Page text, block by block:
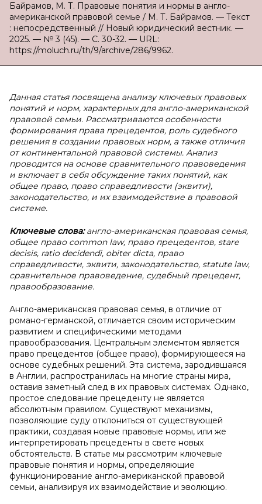
Байрамов, М. Т. Правовые понятия и нормы в англо-
американской правовой семье / М. Т. Байрамов. — Текст
: непосредственный // Новый юридический вестник. —
2025. — № 3 (45). — С. 30-32. — URL:
https://moluch.ru/th/9/archive/286/9962.
Данная статья посвящена анализу ключевых правовых
понятий и норм, характерных для англо-американской
правовой семьи. Рассматриваются особенности
формирования права прецедентов, роль судебного
решения в создании правовых норм, а также отличия
от континентальной правовой системы. Анализ
проводится на основе сравнительного правоведения
и включает в себя обсуждение таких понятий, как
общее право, право справедливости (эквити),
законодательство, и их взаимодействие в правовой
системе.
Ключевые слова:англо-американская правовая семья,
общее право common law, право прецедентов, stare
decisis, ratio decidendi, obiter dicta, право
справедливости, эквити, законодательство, statute law,
сравнительное правоведение, судебный прецедент,
правообразование.
Англо-американская правовая семья, в отличие от
романо-германской, отличается своим историческим
развитием и специфическими методами
правообразования. Центральным элементом является
право прецедентов (общее право), формирующееся на
основе судебных решений. Эта система, зародившаяся
в Англии, распространилась на многие страны мира,
оставив заметный след в их правовых системах. Однако,
простое следование прецеденту не является
абсолютным правилом. Существуют механизмы,
позволяющие суду отклониться от существующей
практики, создавая новые правовые нормы, или же
интерпретировать прецеденты в свете новых
обстоятельств. В статье мы рассмотрим ключевые
правовые понятия и нормы, определяющие
функционирование англо-американской правовой
семьи, анализируя их взаимодействие и эволюцию.